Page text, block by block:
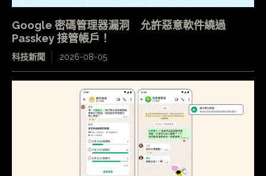
Google 密碼管理器漏洞 允許惡意軟件繞過
Passkey 接管帳戶！
科技新聞 2026-08-05